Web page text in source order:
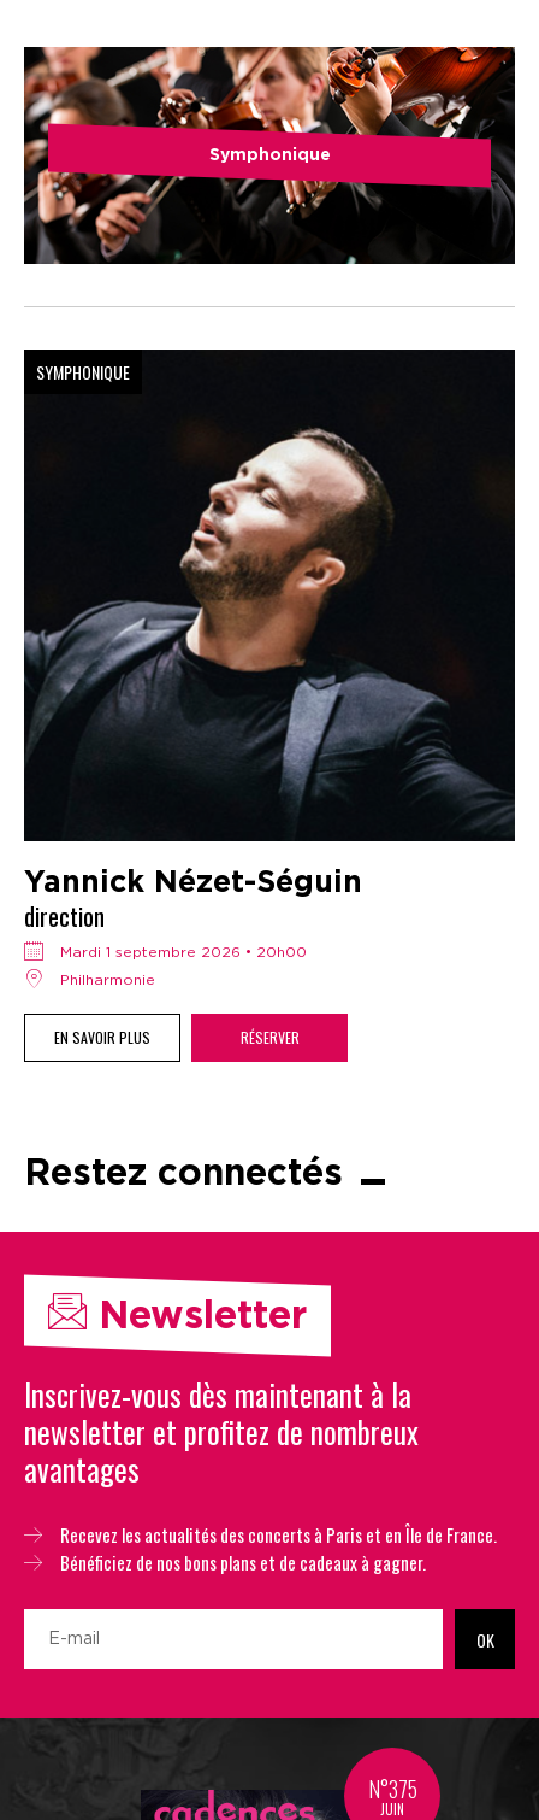
Symphonique
SYMPHONIQUE
Yannick Nézet-Séguin
direction
mardi 1 septembre 2026 • 20h00
Philharmonie
EN SAVOIR PLUS RÉSERVER
Restez connectés
Newsletter
Inscrivez-vous dès maintenant à la
newsletter et profitez de nombreux
avantages
Recevez les actualités des concerts à Paris et en Île de France.
Bénéficiez de nos bons plans et de cadeaux à gagner.
OK
N°375
JUIN